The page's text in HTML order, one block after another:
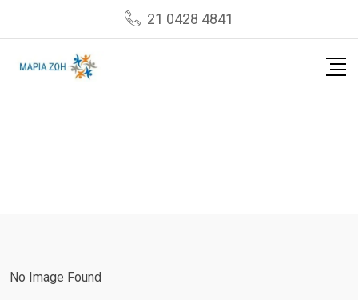
21 0428 4841
No Image Found